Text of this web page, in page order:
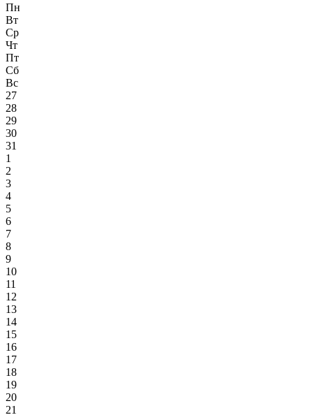
Пн
Вт
Ср
Чт
Пт
Сб
Вс
27
28
29
30
31
1
2
3
4
5
6
7
8
9
10
11
12
13
14
15
16
17
18
19
20
21